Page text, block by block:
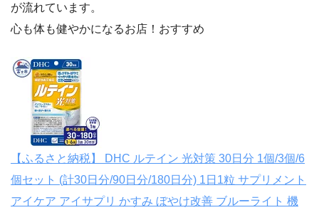
が流れています。
心も体も健やかになるお店！おすすめ
【ふるさと納税】 DHC ルテイン 光対策 30日分 1個/3個/6
個セット (計30日分/90日分/180日分) 1日1粒 サプリメント
アイケア アイサプリ かすみ ぼやけ改善 ブルーライト 機